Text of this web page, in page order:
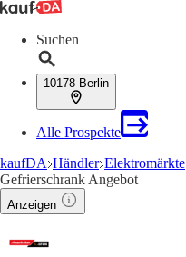
Suchen
10178 Berlin
Alle Prospekte
kaufDA Händler Elektromärkte
Gefrierschrank Angebot
Anzeigen